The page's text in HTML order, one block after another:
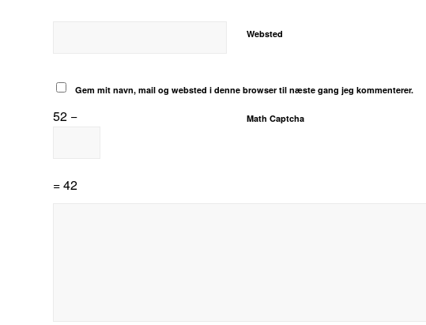
Websted
Gem mit navn, mail og websted i denne browser til næste gang jeg kommenterer.
Math Captcha
52 −
= 42